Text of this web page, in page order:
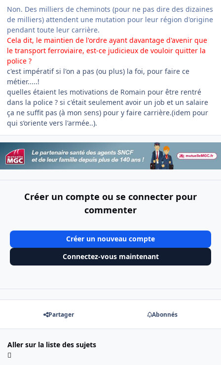
Non. Des milliers de cheminots (pour ne pas dire des dizaines
de milliers) attendent une mutation pour leur région d'origine
pendant toute leur carrière.
Cela dit, le maintien de l'ordre ayant davantage d'avenir que
le transport ferroviaire, est-ce judicieux de vouloir quitter la
police ?
c'est impératif si l'on a pas (ou plus) la foi, pour faire ce
métier.....!
quelles étaient les motivations de Romain pour être rentré
dans la police ? si c'était seulement avoir un job et un salaire
ça ne suffit pas (à mon sens) pour y faire carrière.(idem pour
qui s’oriente vers l'armée..).
Créer un compte ou se connecter pour
commenter
Créer un nouveau compte
Connectez-vous maintenant
Partager Abonnés
Aller sur la liste des sujets